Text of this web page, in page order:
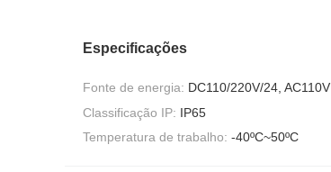
Especificações
Fonte de energia: DC110/220V/24, AC110V
Classificação IP: IP65
Temperatura de trabalho: -40ºC~50ºC